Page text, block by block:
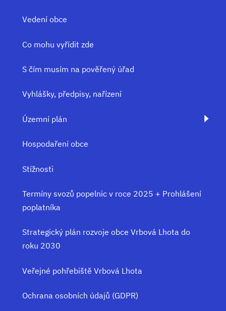
Vedení obce
Co mohu vyřídit zde
S čím musím na pověřený úřad
Vyhlášky, předpisy, nařízení
Územní plán
Hospodaření obce
Stížnosti
Termíny svozů popelnic v roce 2025 + Prohlášení
poplatníka
Strategický plán rozvoje obce Vrbová Lhota do
roku 2030
Veřejné pohřebiště Vrbová Lhota
Ochrana osobních údajů (GDPR)